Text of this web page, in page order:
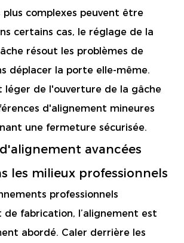
complexes peuvent être
certains cas, le réglage de la
résout les problèmes de
déplacer la porte elle-même.
léger de l'ouverture de la gâche
d'alignement mineures
une fermeture sécurisée.
avancées
les milieux professionnels
professionnels
de fabrication, l’alignement est
abordé. Caler derrière les